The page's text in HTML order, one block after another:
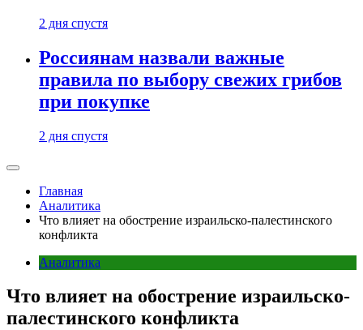
2 дня спустя
Россиянам назвали важные
правила по выбору свежих грибов
при покупке
2 дня спустя
Главная
Аналитика
Что влияет на обострение израильско-палестинского
конфликта
Аналитика
Что влияет на обострение израильско-
палестинского конфликта